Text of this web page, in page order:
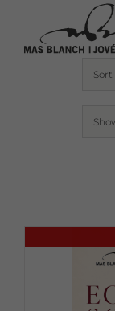
content
Sort